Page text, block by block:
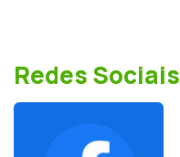
Redes Sociais